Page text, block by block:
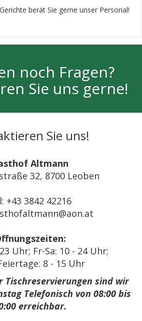
berät Sie gerne unser Personal!
noch Fragen?
Sie uns gerne!
Sie uns!
Altmann
32, 8700 Leoben
+43 3842 42216
Uhr; Fr-Sa: 10 - 24 Uhr;
8 - 15 Uhr
Tischreservierungen sind wir
Telefonisch von 08:00 bis
erreichbar.